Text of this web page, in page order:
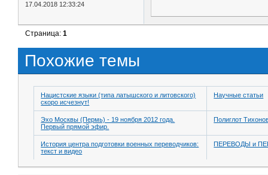
17.04.2018 12:33:24
Страница:1
Похожие темы
Нацистские языки (типа латышского и литовского)
скоро исчезнут!
Научные статьи
Эхо Москвы (Пермь) - 19 ноября 2012 года.
Первый прямой эфир.
Полиглот
История центра подготовки военных переводчиков:
текст и видео
ПЕРЕВОДЫ и